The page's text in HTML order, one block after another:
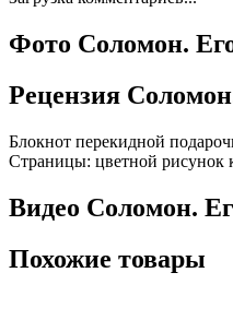
Фото Соломон.
Рецензия
Блокнот перекидной
Страницы: цветной рисунок
Видео Соломон.
Похожие товары